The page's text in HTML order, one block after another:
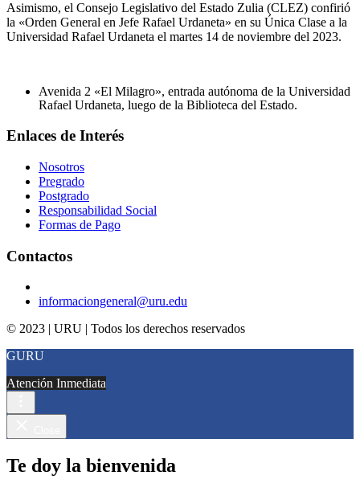
Asimismo, el Consejo Legislativo del Estado Zulia (CLEZ) confirió
la «Orden General en Jefe Rafael Urdaneta» en su Única Clase a la
Universidad Rafael Urdaneta el martes 14 de noviembre del 2023.
Avenida 2 «El Milagro», entrada autónoma de la Universidad
Rafael Urdaneta, luego de la Biblioteca del Estado.
Enlaces de Interés
Nosotros
Pregrado
Postgrado
Responsabilidad Social
Formas de Pago
Contactos
informaciongeneral@uru.edu
© 2023 | URU | Todos los derechos reservados
GURU
Atención Inmediata
Te doy la bienvenida